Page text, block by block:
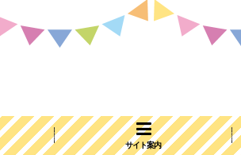
サイト案内